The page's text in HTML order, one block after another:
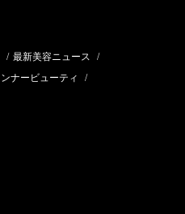
/ 最新美容ニュース /
ナービューティ /